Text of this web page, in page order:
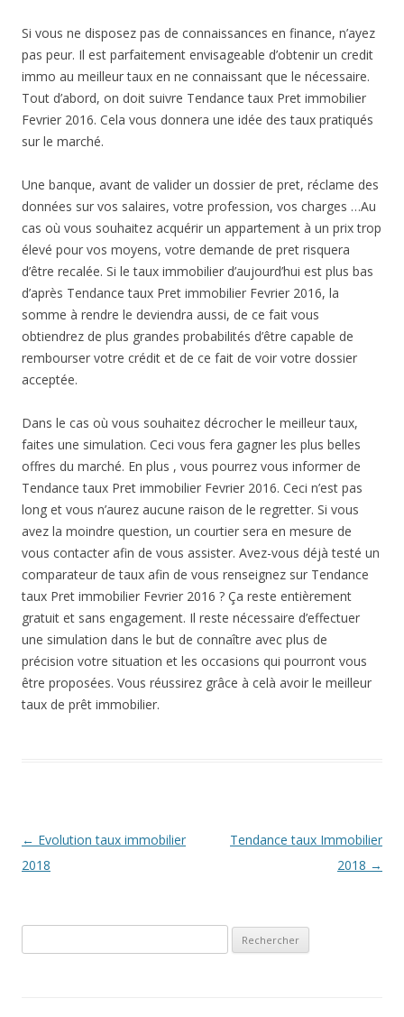
Si vous ne disposez pas de connaissances en finance, n’ayez
pas peur. Il est parfaitement envisageable d’obtenir un credit
immo au meilleur taux en ne connaissant que le nécessaire.
Tout d’abord, on doit suivre Tendance taux Pret immobilier
Fevrier 2016. Cela vous donnera une idée des taux pratiqués
sur le marché.
Une banque, avant de valider un dossier de pret, réclame des
données sur vos salaires, votre profession, vos charges …Au
cas où vous souhaitez acquérir un appartement à un prix trop
élevé pour vos moyens, votre demande de pret risquera
d’être recalée. Si le taux immobilier d’aujourd’hui est plus bas
d’après Tendance taux Pret immobilier Fevrier 2016, la
somme à rendre le deviendra aussi, de ce fait vous
obtiendrez de plus grandes probabilités d’être capable de
rembourser votre crédit et de ce fait de voir votre dossier
acceptée.
Dans le cas où vous souhaitez décrocher le meilleur taux,
faites une simulation. Ceci vous fera gagner les plus belles
offres du marché. En plus , vous pourrez vous informer de
Tendance taux Pret immobilier Fevrier 2016. Ceci n’est pas
long et vous n’aurez aucune raison de le regretter. Si vous
avez la moindre question, un courtier sera en mesure de
vous contacter afin de vous assister. Avez-vous déjà testé un
comparateur de taux afin de vous renseignez sur Tendance
taux Pret immobilier Fevrier 2016 ? Ça reste entièrement
gratuit et sans engagement. Il reste nécessaire d’effectuer
une simulation dans le but de connaître avec plus de
précision votre situation et les occasions qui pourront vous
être proposées. Vous réussirez grâce à celà avoir le meilleur
taux de prêt immobilier.
Navigation
des
← Evolution taux immobilier
2018
Tendance taux Immobilier
2018 →